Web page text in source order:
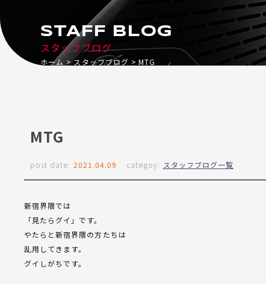
スタッフブログ
STAFF BLOG
ホーム スタッフブログ MTG
MTG
post date: 2021.04.09 categoy: スタッフブログ一覧
新宿界隈では
「見たらグイ」です。
やたらと新宿界隈の方たちは
乱用してきます。
グイしがちです。